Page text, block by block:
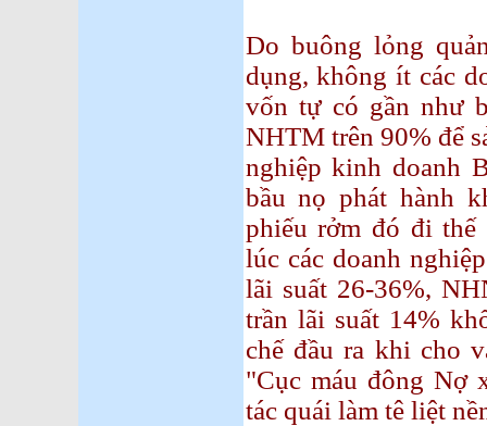
Do buông lỏng
dụng, không ít các
vốn tự có gần như
NHTM trên 90% để
nghiệp kinh doanh
bầu nọ phát hành
phiếu rởm đó đi thế
lúc các doanh
lãi suất 26-36%,
trần lãi suất 14%
chế đầu ra khi cho
"Cục máu đông Nợ
tác quái làm tê liệt